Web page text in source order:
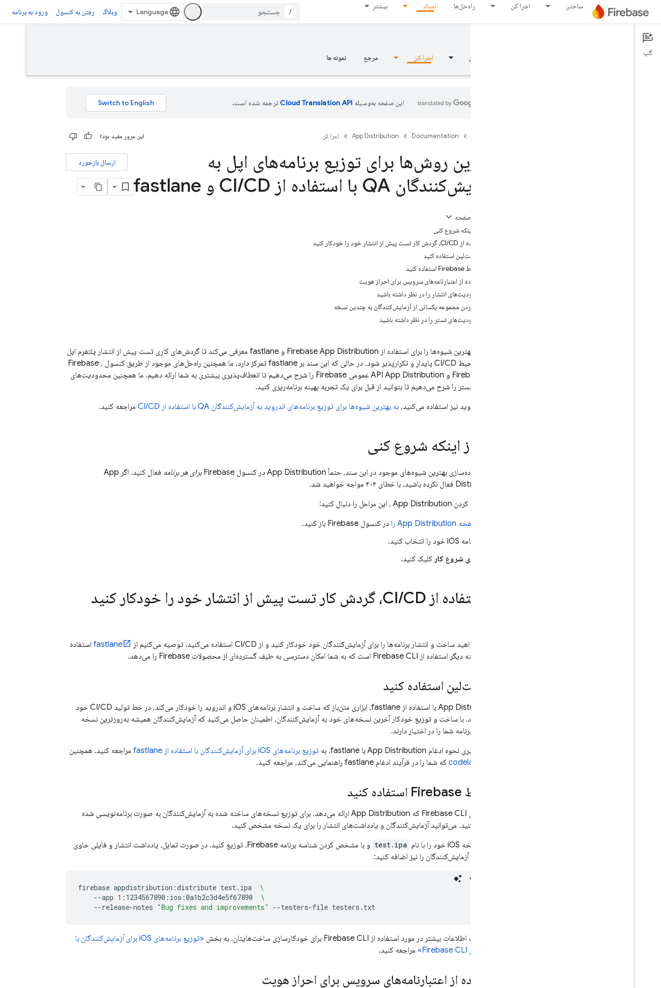
ساختن اجرا کن راه‌حل‌ها اسناد بیشتر
/ وبلاگ رفتن به کنسول ورود به برنامه
Documentation
نمای کلی ساختن اجرا کن مرجع نمونه ها
این صفحه به‌وسیله ترجمه شده است.
Documentation
App Distribution اجرا کن این مرور مفید بود؟
ارسال بازخورد
بهترین روش‌ها برای توزیع برنامه‌های اپل به
آزمایش‌کنندگان QA با استفاده از CI
/CD و fastlane
در این صفحه
قبل از اینکه شروع کنی
با استفاده از CI/CD، گردش کار تست پیش از انتشار خود را خودکار کنید
از فست‌لین استفاده کنید
از رابط Firebase استفاده کنید
استفاده از اعتبارنامه‌های سرویس برای احراز هویت
محدودیت‌های انتشار را در نظر داشته باشید
اضافه کردن مجموعه یکسانی از آزمایش‌کنندگان به چندین نسخه
محدودیت‌های تستر را در نظر داشته باشید
این سند بهترین شیوه‌ها را برای استفاده از Firebase App Distribution
و fastlane معرفی می‌کند تا گردش‌های کاری تست پیش از انتشار پلتفرم اپل
شما در محیط CI/CD پایدار و تکرارپذیر شود. در حالی که این سند بر fastlane تمرکز دارد، ما همچنین راه‌حل‌های موجود از طریق کنسول
Firebase ،
Firebase
App Distribution
عمومی Firebase را شرح می‌دهیم تا انعطاف‌پذیری بیشتری به شما ارائه دهیم. ما همچنین محدودیت‌های
انتشار و تستر را شرح می‌دهیم تا بتوانید از قبل برای یک تجربه بهینه برنامه‌ریزی کنید.
اگر از اندروید نیز استفاده می‌کنید، به بهترین شیوه‌ها برای توزیع برنامه‌های اندروید به آزمایش‌کنندگان QA با استفاده از CI/CD مراجعه کنید.
قبل از اینکه شروع کنی
قبل از پیاده‌سازی بهترین شیوه‌های موجود در این سند، حتماً App Distribution در کنسول Firebase برای هر برنامه فعال کنید. اگر App
Distribution فعال نکرده باشید، با خطای ۴۰۴ مواجه خواهید شد.
برای فعال کردن App Distribution ، این مراحل را دنبال کنید:
صفحه App Distribution را در کنسول Firebase باز کنید.
برنامه iOS خود را انتخاب کنید.
روی شروع کار کلیک کنید.
با استفاده از CI /CD، گردش کار تست پیش از انتشار خود را خودکار کنید
اگر می‌خواهید ساخت و انتشار برنامه‌ها را برای آزمایش‌کنندگان خود خودکار کنید و از CI/CD استفاده می‌کنید، توصیه می‌کنیم از fastlane استفاده
کنید. گزینه دیگر استفاده از
Firebase CLI است که به شما امکان دسترسی به طیف گسترده‌ای از محصولات Firebase را می‌دهد.
از فست‌لین استفاده کنید
App Distribution
با استفاده از fastlane، ابزاری متن‌باز که ساخت و انتشار برنامه‌های iOS و اندروید را خودکار می‌کند، در خط تولید CI/CD خود
ادغام کنید. با ساخت و توزیع خودکار آخرین نسخه‌های خود به آزمایش‌کنندگان، اطمینان حاصل می‌کنید که آزمایش‌کنندگان همیشه به‌روزترین نسخه
آزمایشی برنامه شما را در اختیار دارند.
برای یادگیری نحوه ادغام App Distribution با fastlane، به توزیع برنامه‌های iOS برای آزمایش‌کنندگان با استفاده از fastlane
مراجعه کنید. همچنین
codelab که شما را در فرآیند ادغام fastlane راهنمایی می‌کند، مراجعه کنید.
از رابط Firebase استفاده کنید
از ابزارهای Firebase CLI که App Distribution ارائه می‌دهد، برای توزیع نسخه‌های ساخته شده به آزمایش‌کنندگان به صورت برنامه‌نویسی شده
استفاده کنید. می‌توانید آزمایش‌کنندگان و یادداشت‌های انتشار را برای یک نسخه مشخص کنید.
آخرین نسخه iOS خود را با نام
test.ipa
و با مشخص کردن شناسه برنامه Firebase، توزیع کنید. در صورت تمایل، یادداشت انتشار و فایلی حاوی
ایمیل‌های آزمایش‌کنندگان را نیز اضافه کنید:
firebase appdistribution:distribute test.ipa
\
--app 1 :1234567890:ios:0a1b2c3d4e5f67890
\
--release-notes "Bug fixes and improvements" --testers-file testers.txt
برای کسب اطلاعات بیشتر در مورد استفاده از Firebase CLI برای خودکارسازی ساخت‌هایتان، به بخش
«توزیع برنامه‌های iOS برای آزمایش‌کنندگان با
استفاده از
Firebase CLI» مراجعه کنید.
استفاده از اعتبارنامه‌های سرویس برای احراز هویت
گپ